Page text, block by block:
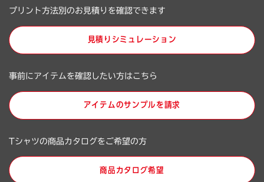
プリント方法別のお見積りを確認できます
見積りシミュレーション
事前にアイテムを確認したい方はこちら
アイテムのサンプルを請求
Tシャツの商品カタログをご希望の方
商品カタログ希望